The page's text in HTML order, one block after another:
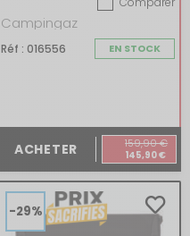
Campingaz
Réf : 016556 EN STOCK
ACHETER 159,90 €
145,90 €
-29%